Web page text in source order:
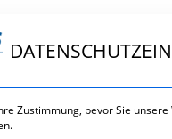
Zustimmung, bevor Sie